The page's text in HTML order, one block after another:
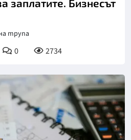
заплатите. Бизнесът
трупа
0 2734